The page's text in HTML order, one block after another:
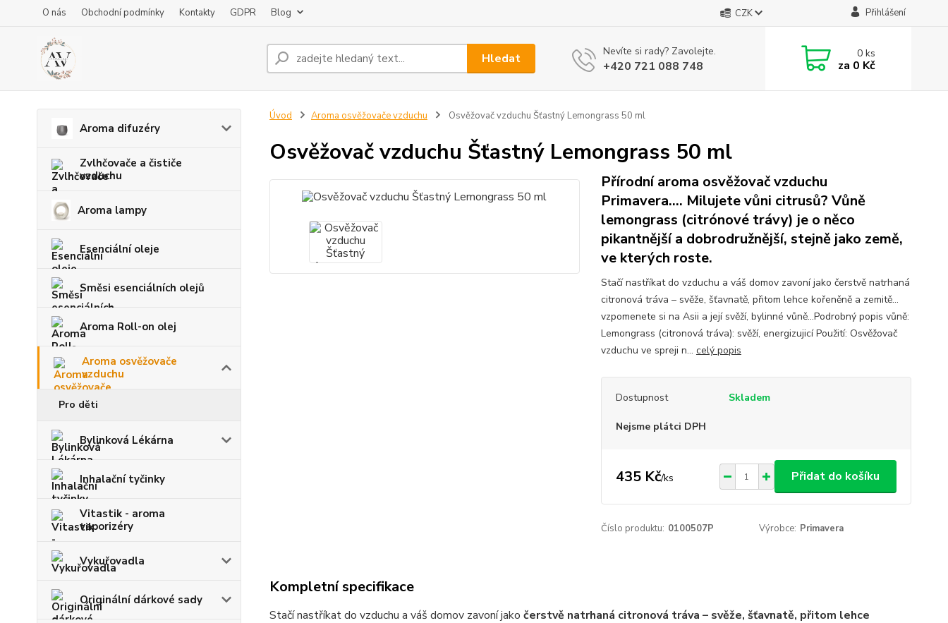
O nás Obchodní podmínky Kontakty GDPR Blog CZK Přihlášení
Hledat Nevíte si rady? Zavolejte.
+420 721 088 748
0ks
za 0 Kč
Aroma difuzéry
Zvlhčovače a čističe
vzduchu
Aroma lampy
Esenciální oleje
Směsi esenciálních olejů
Aroma Roll-on olej
Aroma osvěžovače
vzduchu
Pro děti
Bylinková Lékárna
Inhalační tyčinky
Vitastik - aroma
vaporizéry
Vykuřovadla
Originální dárkové sady
Úvod Aroma osvěžovače vzduchu Osvěžovač vzduchu Šťastný Lemongrass 50 ml
Osvěžovač vzduchu Šťastný Lemongrass 50 ml
Přírodní aroma osvěžovač vzduchu
Primavera.... Milujete vůni citrusů? Vůně
lemongrass (citrónové trávy) je o něco
pikantnější a dobrodružnější, stejně jako země,
ve kterých roste.
Stačí nastříkat do vzduchu a váš domov zavoní jako čerstvě natrhaná
citronová tráva – svěže, šťavnatě, přitom lehce kořeněně a zemitě...
vzpomenete si na Asii a její svěží, bylinné vůně...Podrobný popis vůně:
Lemongrass (citronová tráva): svěží, energizujicí Použití: Osvěžovač
vzduchu ve spreji n... celý popis
Dostupnost Skladem
Nejsme plátci DPH
435 Kč/ks Přidat do košíku
Číslo produktu: 0100507P Výrobce: Primavera
Kompletní specifikace
Stačí nastříkat do vzduchu a váš domov zavoní jako čerstvě natrhaná citronová tráva – svěže, šťavnatě, přitom lehce